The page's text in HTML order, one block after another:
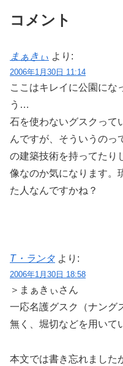
コメント
まぁきぃ より:
2006年1月30日 11:14
ここはキレイに公園にな
う…
石を使わないグスクって
んですが、そういうのっ
の建築技術を持ってたり
像なのか気になります。
た人なんですかね？
T・ランタ より:
2006年1月30日 18:58
＞まぁきぃさん
一応名護グスク（ナング
無く、堀切などを用いて
本文では書き忘れました